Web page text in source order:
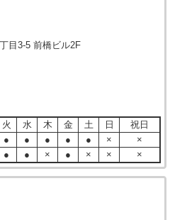
目3-5 前橋ビル2F
火 水 木 金 土 日
祝日
● ● ● ● ● ×
×
● ● × ● × × ×